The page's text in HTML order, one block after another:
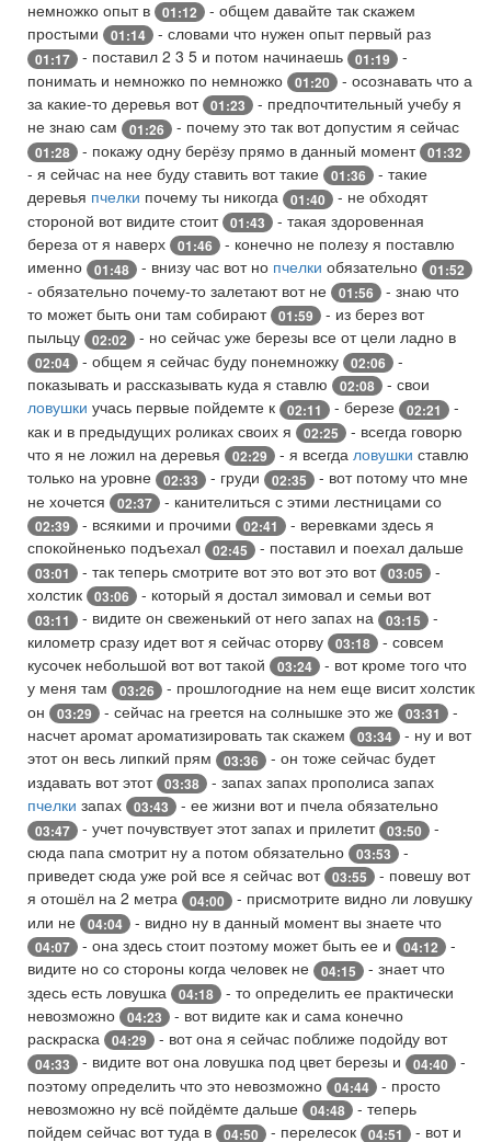
немножко опыт в
01:12
- общем давайте так скажем
простыми
01:14 - словами что нужен опыт первый раз
01:17 - поставил 2 3 5 и потом начинаешь 01:19
-
понимать и немножко по немножко
01:20
- осознавать что а
за какие-то деревья вот 01:23
- предпочтительный учебу я
не знаю сам
01:26 - почему это так вот допустим я сейчас
01:28 - покажу одну берёзу прямо в данный момент 01:32
- я сейчас на нее буду ставить вот такие 01:36
- такие
деревья пчелки почему ты никогда 01:40
- не обходят
стороной вот видите стоит 01:43
- такая здоровенная
береза от я наверх
01:46
- конечно не полезу я поставлю
именно
01:48 - внизу час вот но пчелки обязательно 01:52
- обязательно почему-то залетают вот не 01:56
- знаю что
то может быть они там собирают 01:59
- из берез вот
пыльцу
02:02 - но сейчас уже березы все от цели ладно в
02:04 - общем я сейчас буду понемножку 02:06
-
показывать и рассказывать куда я ставлю
02:08
- свои
ловушки учась первые пойдемте к 02:11 - березе 02:21
-
как и в предыдущих роликах своих я
02:25
- всегда говорю
что я не ложил на деревья
02:29 - я всегда ловушки ставлю
только на уровне
02:33 - груди 02:35
- вот потому что мне
не хочется
02:37 - канителиться с этими лестницами со
02:39 - всякими и прочими 02:41
- веревками здесь я
спокойненько подъехал
02:45 - поставил и поехал дальше
03:01 - так теперь смотрите вот это вот это вот 03:05
-
холстик
03:06 - который я достал зимовал и семьи вот
03:11 - видите он свеженький от него запах на 03:15
-
километр сразу идет вот я сейчас оторву
03:18
- совсем
кусочек небольшой вот вот такой
03:24
- вот кроме того что
у меня там
03:26
- прошлогодние на нем еще висит холстик
он
03:29 - сейчас на греется на солнышке это же 03:31
-
насчет аромат ароматизировать так скажем
03:34
- ну и вот
этот он весь липкий прям
03:36
- он тоже сейчас будет
издавать вот этот 03:38
- запах запах прополиса запах
пчелки запах 03:43 - ее жизни вот и пчела обязательно
03:47 - учет почувствует этот запах и прилетит 03:50
-
сюда папа смотрит ну а потом обязательно
03:53
-
приведет сюда уже рой все я сейчас вот 03:55
- повешу вот
я отошёл на 2 метра
04:00
- присмотрите видно ли ловушку
или не
04:04 - видно ну в данный момент вы знаете что
04:07 - она здесь стоит поэтому может быть ее и 04:12
-
видите но со стороны когда человек не
04:15
- знает что
здесь есть ловушка
04:18
- то определить ее практически
невозможно
04:23
- вот видите как и сама конечно
раскраска
04:29 - вот она я сейчас поближе подойду вот
04:33 - видите вот она ловушка под цвет березы и 04:40
-
поэтому определить что это невозможно
04:44
- просто
невозможно ну всё пойдёмте дальше
04:48
- теперь
пойдем сейчас вот туда в
04:50 - перелесок 04:51 - вот и